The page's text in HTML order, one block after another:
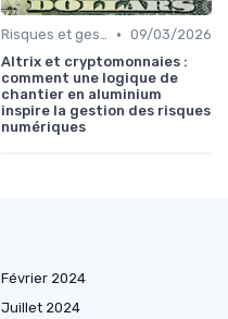
Risques et gestion de portefeuille • 09/03/2026
Altrix et cryptomonnaies :
comment une logique de
chantier en aluminium
inspire la gestion des risques
numériques
Février 2024
Juillet 2024